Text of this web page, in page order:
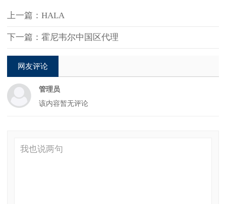
上一篇：HALA
下一篇：霍尼韦尔中国区代理
网友评论
管理员
该内容暂无评论